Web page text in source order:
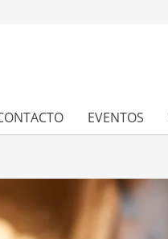
EVENTOS